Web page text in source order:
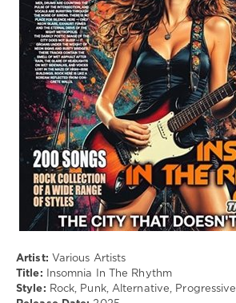
79
0
Rock,
Punk,
Alternative,
Progressive
Artist: Various Artists
Title: Insomnia In The Rhythm
Style: Rock, Punk, Alternative, Progressive